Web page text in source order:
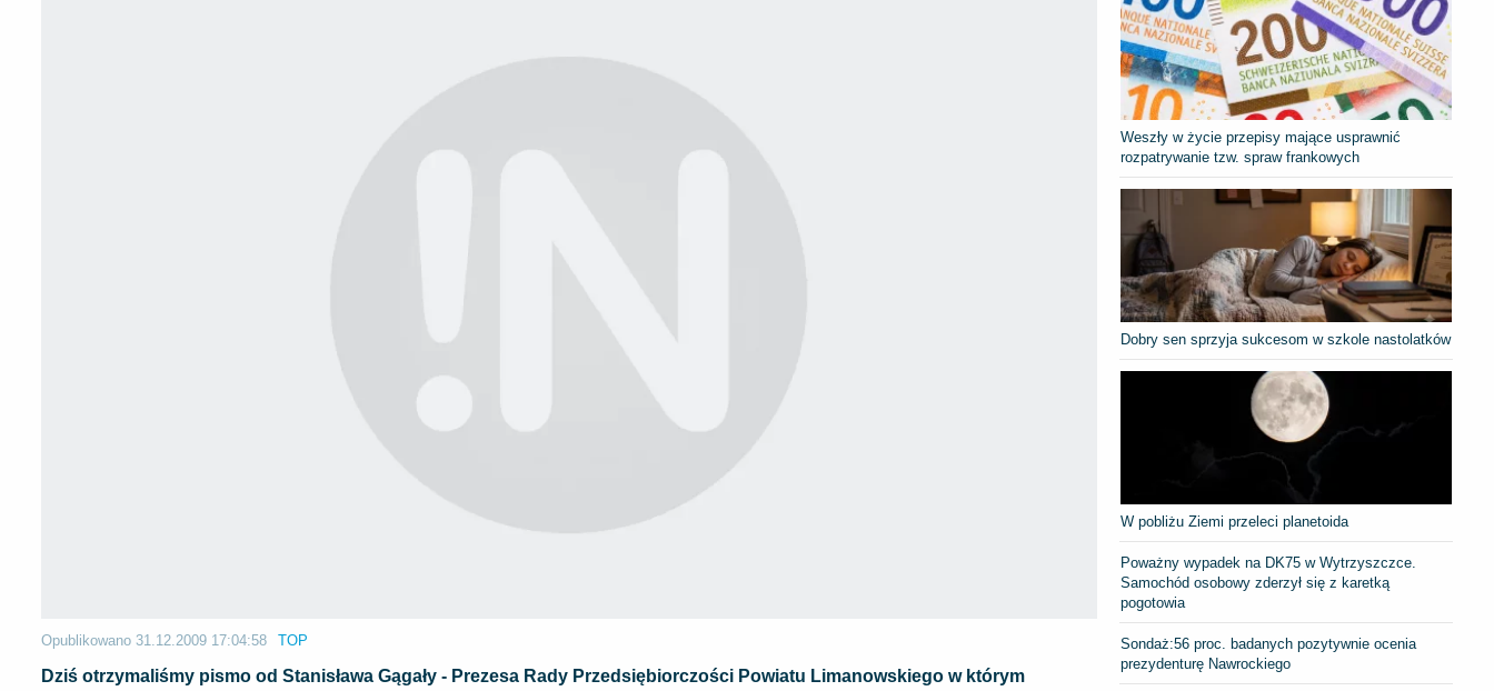
Opublikowano 31.12.2009 17:04:58 TOP
Dziś otrzymaliśmy pismo od Stanisława Gągały - Prezesa Rady Przedsiębiorczości Powiatu Limanowskiego w którym
Weszły w życie przepisy mające usprawnić
rozpatrywanie tzw. spraw frankowych
Dobry sen sprzyja sukcesom w szkole nastolatków
W pobliżu Ziemi przeleci planetoida
Poważny wypadek na DK75 w Wytrzyszczce.
Samochód osobowy zderzył się z karetką
pogotowia
​Sondaż:56 proc. badanych pozytywnie ocenia
prezydenturę Nawrockiego